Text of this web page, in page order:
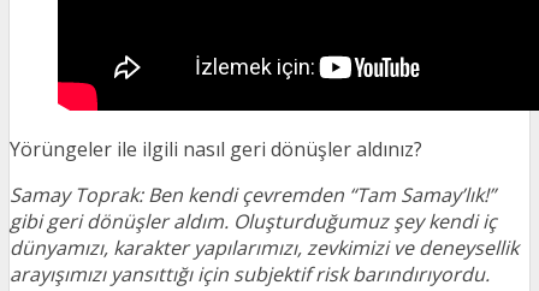
Yörüngeler ile ilgili nasıl geri dönüşler aldınız?
Samay Toprak: Ben kendi çevremden “Tam Samay’lık!”
gibi geri dönüşler aldım. Oluşturduğumuz şey kendi iç
dünyamızı, karakter yapılarımızı, zevkimizi ve deneysellik
arayışımızı yansıttığı için subjektif risk barındırıyordu.